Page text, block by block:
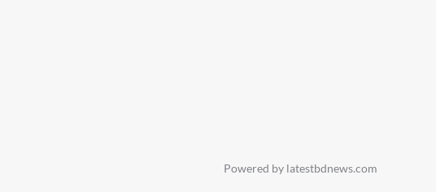
Powered by latestbdnews.com